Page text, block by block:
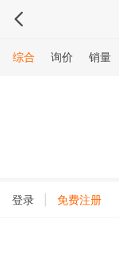
综合 询价 销量
登录 免费注册